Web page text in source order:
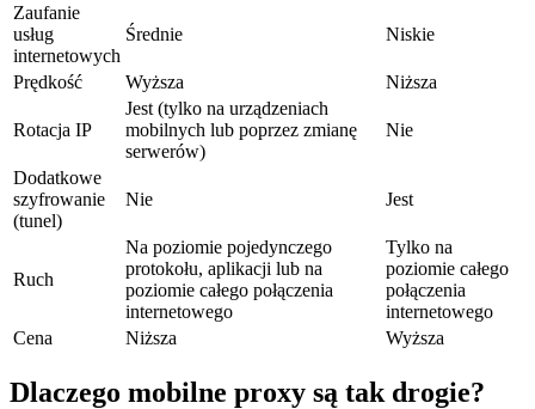
Zaufanie
usług
internetowych
Średnie Niskie
Prędkość Wyższa Niższa
Rotacja IP
Jest (tylko na urządzeniach
mobilnych lub poprzez zmianę
serwerów)
Nie
Dodatkowe
szyfrowanie
(tunel)
Nie Jest
Ruch
Na poziomie pojedynczego
protokołu, aplikacji lub na
poziomie całego połączenia
internetowego
Tylko na
poziomie całego
połączenia
internetowego
Cena
Niższa Wyższa
Dlaczego mobilne proxy są tak drogie?